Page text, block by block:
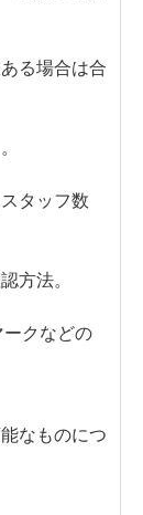
る場合は合
タッフ数
方法。
クなどの
なものにつ